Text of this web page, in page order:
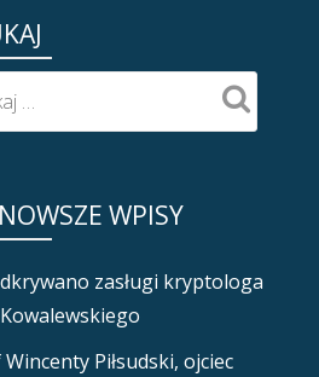
WPISY
zasługi kryptologa
Wincenty Piłsudski, ojciec